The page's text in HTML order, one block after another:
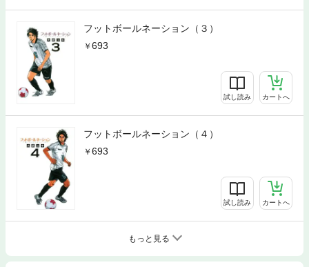
フットボールネーション（３）
693
試し読み カートへ
フットボールネーション（４）
693
試し読み カートへ
もっと見る